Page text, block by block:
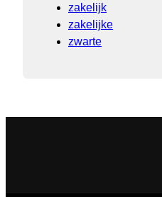
zakelijk
zakelijke
zwarte